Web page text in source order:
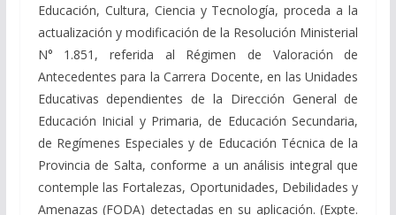
Educación, Cultura, Ciencia y Tecnología, proceda a la
actualización y modificación de la Resolución Ministerial
N° 1.851, referida al Régimen de Valoración de
Antecedentes para la Carrera Docente, en las Unidades
Educativas dependientes de la Dirección General de
Educación Inicial y Primaria, de Educación Secundaria,
de Regímenes Especiales y de Educación Técnica de la
Provincia de Salta, conforme a un análisis integral que
contemple las Fortalezas, Oportunidades, Debilidades y
Amenazas (FODA) detectadas en su aplicación. (Expte.